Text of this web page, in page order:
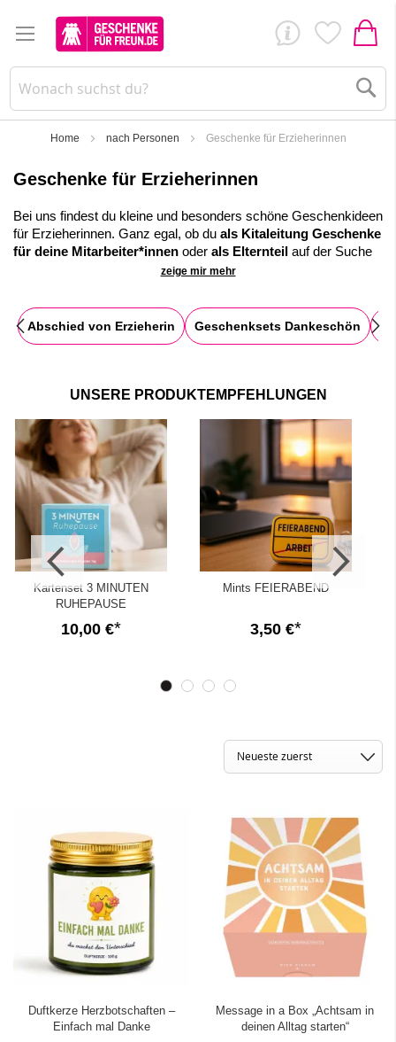
Home nach Personen Geschenke für Erzieherinnen
Geschenke für Erzieherinnen
Bei uns findest du kleine und besonders schöne Geschenkideen
für Erzieherinnen. Ganz egal, ob du als Kitaleitung Geschenke
für deine Mitarbeiter*innen oder als Elternteil auf der Suche
nach einem passenden Geschenk bist.
Sommerferien
kleines Dankeschön
an die Erzieherinnen
zu überreichen. Hierfür findest du bei unsausgefallene,
motivierendeundanerkennendeGeschenkesets, welche du
Dankeschönpräsente✓ Fertige Elterngeschenke zum
Überreichen✓ Mit personalisierbarer Grußnachricht
zeige mir mehr
Abschied von Erzieherin Geschenksets Dankeschön
UNSERE PRODUKTEMPFEHLUNGEN
Kartenset 3 MINUTEN
RUHEPAUSE
10,00 €
Mints FEIERABEND
3,50 €
Duftkerze Herzbotschaften –
Einfach mal Danke
Message in a Box „Achtsam in
deinen Alltag starten“